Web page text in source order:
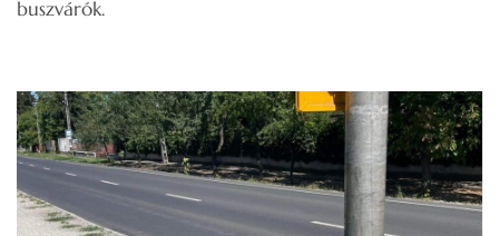
buszvárók.